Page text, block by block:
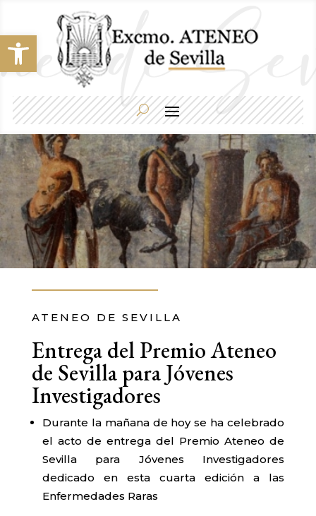
Abrir barra de herramientas
ATENEO DE SEVILLA
Entrega del Premio Ateneo
de Sevilla para Jóvenes
Investigadores
Durante la mañana de hoy se ha celebrado
el acto de entrega del Premio Ateneo de
Sevilla para Jóvenes Investigadores
dedicado en esta cuarta edición a las
Enfermedades Raras